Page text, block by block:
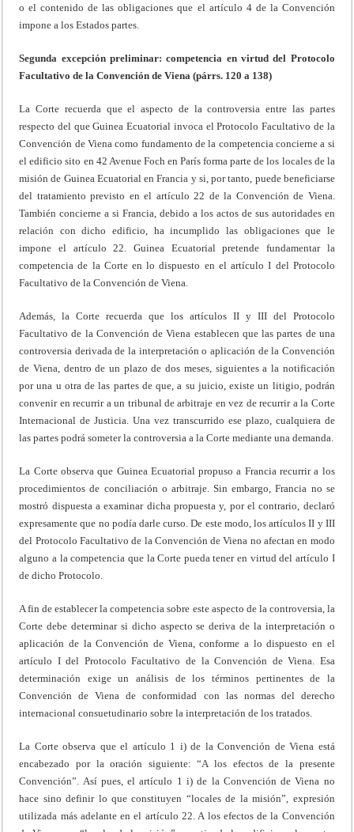
o el contenido de las obligaciones que el artículo 4 de la Convención
impone a los Estados partes.
Segunda excepción preliminar: competencia en virtud del Protocolo
Facultativo de la Convención de Viena (párrs. 120 a 138)
La Corte recuerda que el aspecto de la controversia entre las partes
respecto del que Guinea Ecuatorial invoca el Protocolo Facultativo de la
Convención de Viena como fundamento de la competencia concierne a si
el edificio sito en 42 Avenue Foch en París forma parte de los locales de la
misión de Guinea Ecuatorial en Francia y si, por tanto, puede beneficiarse
del tratamiento previsto en el artículo 22 de la Convención de Viena.
También concierne a si Francia, debido a los actos de sus autoridades en
relación con dicho edificio, ha incumplido las obligaciones que le
impone el artículo 22. Guinea Ecuatorial pretende fundamentar la
competencia de la Corte en lo dispuesto en el artículo I del Protocolo
Facultativo de la Convención de Viena.
Además, la Corte recuerda que los artículos II y III del Protocolo
Facultativo de la Convención de Viena establecen que las partes de una
controversia derivada de la interpretación o aplicación de la Convención
de Viena, dentro de un plazo de dos meses, siguientes a la notificación
por una u otra de las partes de que, a su juicio, existe un litigio, podrán
convenir en recurrir a un tribunal de arbitraje en vez de recurrir a la Corte
Internacional de Justicia. Una vez transcurrido ese plazo, cualquiera de
las partes podrá someter la controversia a la Corte mediante una demanda.
La Corte observa que Guinea Ecuatorial propuso a Francia recurrir a los
procedimientos de conciliación o arbitraje. Sin embargo, Francia no se
mostró dispuesta a examinar dicha propuesta y, por el contrario, declaró
expresamente que no podía darle curso. De este modo, los artículos II y III
del Protocolo Facultativo de la Convención de Viena no afectan en modo
alguno a la competencia que la Corte pueda tener en virtud del artículo I
de dicho Protocolo.
A fin de establecer la competencia sobre este aspecto de la controversia, la
Corte debe determinar si dicho aspecto se deriva de la interpretación o
aplicación de la Convención de Viena, conforme a lo dispuesto en el
artículo I del Protocolo Facultativo de la Convención de Viena. Esa
determinación exige un análisis de los términos pertinentes de la
Convención de Viena de conformidad con las normas del derecho
internacional consuetudinario sobre la interpretación de los tratados.
La Corte observa que el artículo 1 i) de la Convención de Viena está
encabezado por la oración siguiente: “A los efectos de la presente
Convención”. Así pues, el artículo 1 i) de la Convención de Viena no
hace sino definir lo que constituyen “locales de la misión”, expresión
utilizada más adelante en el artículo 22. A los efectos de la Convención